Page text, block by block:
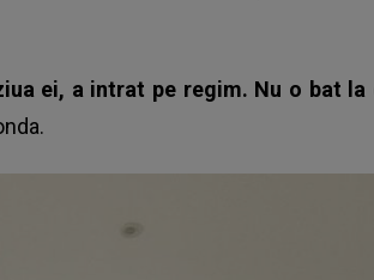
ei, a intrat pe regim. Nu o bat la